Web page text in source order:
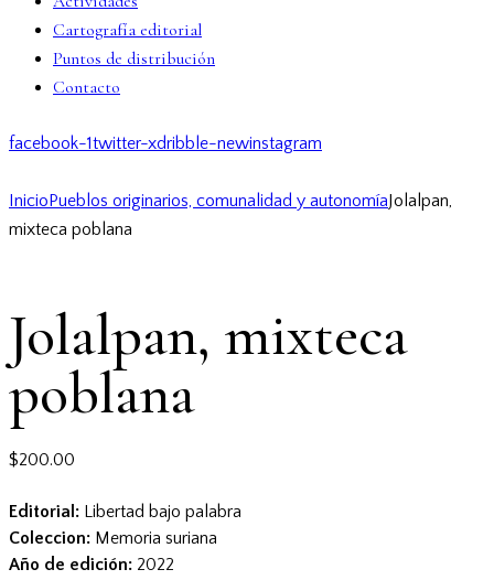
Cartografía editorial
Puntos de distribución
Contacto
facebook-1twitter-xdribble-newinstagram
InicioPueblos originarios, comunalidad y autonomíaJolalpan,
mixteca poblana
Jolalpan, mixteca
poblana
$200.00
Editorial: Libertad bajo palabra
Coleccion: Memoria suriana
Año de edición: 2022